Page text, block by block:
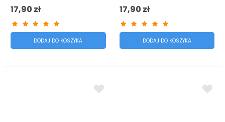
17,90 zł
DODAJ DO KOSZYKA
17,90 zł
DODAJ DO KOSZYKA